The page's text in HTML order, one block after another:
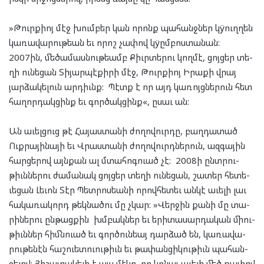
»Թուրք­իոյ մէջ խում­բեր կան որոնք պա­հանջ­ներ կÿուղ­ղեն
կա­ռա­վա­րու­թեան եւ որոշ չա­փով կÿըմ­բոս­տա­նան:
2007ին, մե­ծա­մաս­նու­թեամբ Քիւր­տե­րու կող­մէ, ցոյ­ցեր տե­
ղի ու­նե­ցան Տի­յար­պէ­քի­րի մէջ, Թուրք­իոյ Իրա­քի վրայ
յար­ձա­կե­լուն ար­դիւնք: Պէտք է որ այդ կա­ռոյց­նե­րուն հետ
հա­ղոր­դակ­ցինք եւ գոր­ծակ­ցինք«, ըսաւ ան:
Ան աւել­ցուց թէ Հա­յաս­տա­նի ժո­ղո­վուր­դը, բաղ­դա­տած
Ուք­րա­յի­նա­յի եւ Վրաս­տա­նի ժո­ղո­վուրդ­նե­րուն, ազ­գա­յին
հար­ցե­րով այն­քան ալ մտա­հոգ­ուած չէ: 2008ի ընտ­րու­
թիւն­նե­րու ժա­մա­նակ ցոյ­ցեր տե­ղի ու­նե­ցան, շա­տեր հե­տե­
ւե­ցան Լե­ւոն Տէր Պետ­րոս­եա­նի որով­հե­տեւ ան­կէ աւե­լի լաւ
հա­կա­ռա­կորդ թեկ­նա­ծու մը չկար: »Վեր­ջին քա­նի մը տա­
րի­նե­րու ըն­թաց­քին խմբակ­ներ եւ երի­տա­սար­դա­կան միու­
թիւն­ներ հիմն­ուած եւ գոր­ծուն­եայ դար­ձած են, կա­ռա­վա­
րու­թե­նէն հաշ­ուե­տուու­թիւն եւ թա­փան­ցի­կու­թիւն պա­հան­